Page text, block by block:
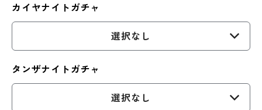
カイヤナイトガチャ
選択なし
タンザナイトガチャ
選択なし